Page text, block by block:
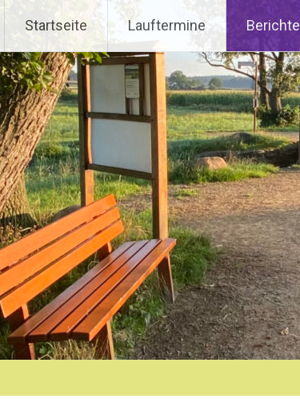
Startseite Lauftermine Berichte